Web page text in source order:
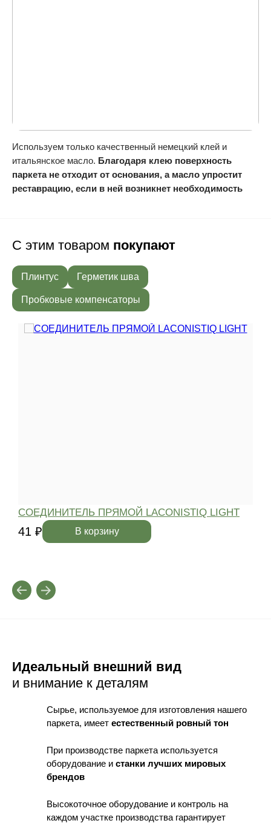
Используем только качественный немецкий клей и
итальянское масло. Благодаря клею поверхность
паркета не отходит от основания, а масло упростит
реставрацию, если в ней возникнет необходимость
С этим товаром покупают
Плинтус Герметик шва
Пробковые компенсаторы
СОЕДИНИТЕЛЬ ПРЯМОЙ LACONISTIQ LIGHT
41 ₽ В корзину
Идеальный внешний вид
и внимание к деталям
Сырье, используемое для изготовления нашего
паркета, имеет естественный ровный тон
При производстве паркета используется
оборудование и станки лучших мировых
брендов
Высокоточное оборудование и контроль на
каждом участке производства гарантирует